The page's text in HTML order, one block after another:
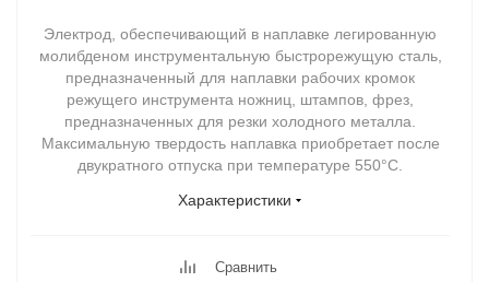
Электрод, обеспечивающий в наплавке легированную
молибденом инструментальную быстрорежущую сталь,
предназначенный для наплавки рабочих кромок
режущего инструмента ножниц, штампов, фрез,
предназначенных для резки холодного металла.
Максимальную твердость наплавка приобретает после
двукратного отпуска при температуре 550°С.
Характеристики
Сравнить